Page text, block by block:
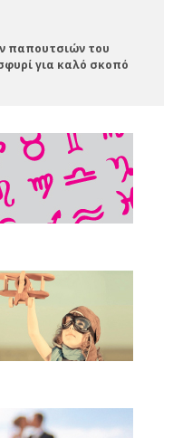
παπουτσιών του
για καλό σκοπό